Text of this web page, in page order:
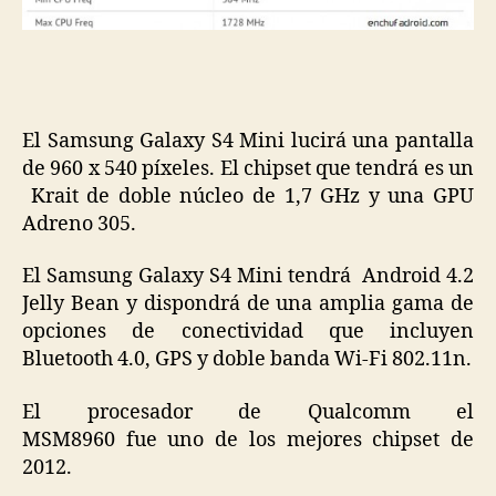
El Samsung Galaxy S4 Mini lucirá una pantalla
de 960 x 540 píxeles. El chipset que tendrá es un
Krait de doble núcleo de 1,7 GHz y una GPU
Adreno 305.
El Samsung Galaxy S4 Mini tendrá Android 4.2
Jelly Bean y dispondrá de una amplia gama de
opciones de conectividad que incluyen
Bluetooth 4.0, GPS y doble banda Wi-Fi 802.11n.
El procesador de Qualcomm el
MSM8960 fue uno de los mejores chipset de
2012.